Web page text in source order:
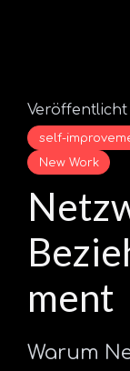
Veröffentlicht
self-
New Work
ment
Warum